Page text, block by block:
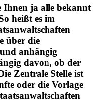
der
ja alle bekannt
heißt es im
über die
und anhängig
davon, ob der
Zentrale Stelle ist
oder die Vorlage